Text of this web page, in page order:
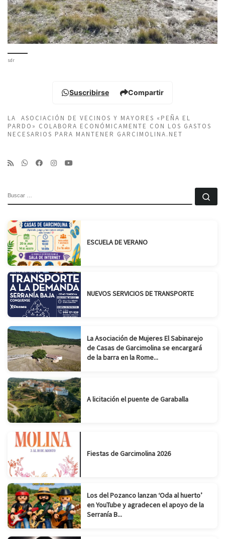
sdr
Suscribirse Compartir
LA ASOCIACIÓN DE VECINOS Y MAYORES «PEÑA EL
PARDO» COLABORA ECONÓMICAMENTE CON LOS GASTOS
NECESARIOS PARA MANTENER GARCIMOLINA.NET
ESCUELA DE VERANO
NUEVOS SERVICIOS DE TRANSPORTE
La Asociación de Mujeres El Sabinarejo
de Casas de Garcimolina se encargará
de la barra en la Rome...
A licitación el puente de Garaballa
Fiestas de Garcimolina 2026
Los del Pozanco lanzan ‘Oda al huerto’
en YouTube y agradecen el apoyo de la
Serranía B...